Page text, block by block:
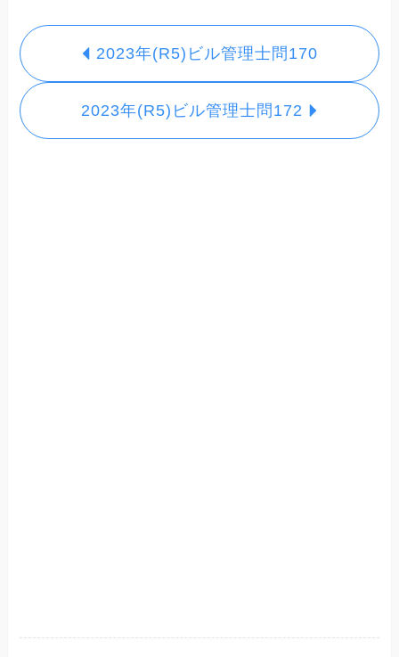
2023年(R5)ビル管理士問170
2023年(R5)ビル管理士問172